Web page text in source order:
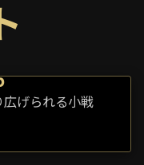
げられる小戦